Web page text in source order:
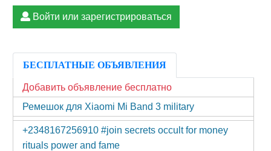
Войти или зарегистрироваться
БЕСПЛАТНЫЕ ОБЪЯВЛЕНИЯ
Добавить объявление бесплатно
Ремешок для Xiaomi Mi Band 3 military
+2348167256910 #join secrets occult for money
rituals power and fame